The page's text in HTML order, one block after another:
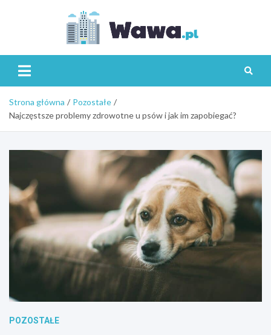
Strona główna
Pozostałe
Najczęstsze problemy zdrowotne u psów i jak im zapobiegać?
POZOSTAŁE